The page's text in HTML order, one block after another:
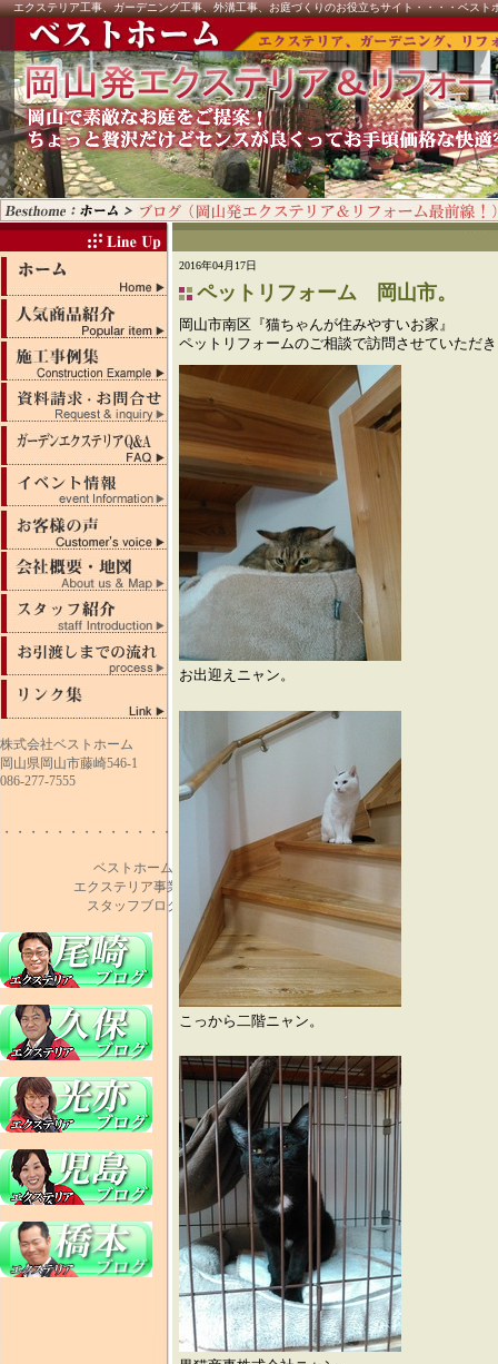
エクステリア工事、ガーデニング工事、外溝工事、お庭づくりのお役立ちサイト・・・・ベスト
株式会社ベストホーム
岡山県岡山市藤崎546-1
086-277-7555
・・・・・・・・・・・・・・・・・・・・
ベストホーム
エクステリア事業部
スタッフブログ
2016年04月17日
ペットリフォーム 岡山市。
岡山市南区『猫ちゃんが住みやすいお家』
ペットリフォームのご相談で訪問させていただ
お出迎えニャン。
こっから二階ニャン。